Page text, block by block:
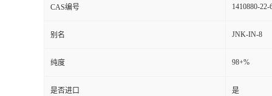
CAS编号 1410880-22-
别名 JNK-IN-8
纯度 98+%
是否进口 是